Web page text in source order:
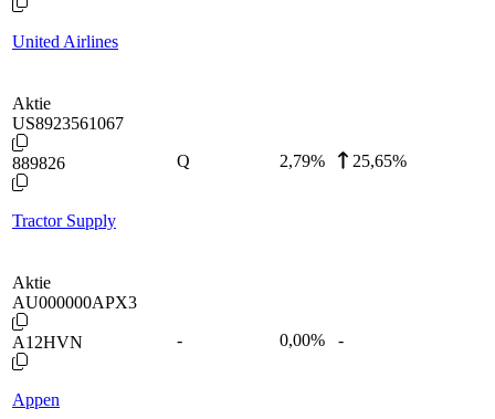
United Airlines
Aktie
US8923561067
889826
Tractor Supply
Q 2,79% 25,65%
Aktie
AU000000APX3
A12HVN
Appen
- 0,00% -